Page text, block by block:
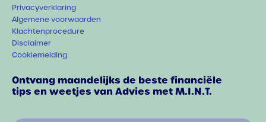
Privacyverklaring
Algemene voorwaarden
Klachtenprocedure
Disclaimer
Cookiemelding
Ontvang maandelijks de beste financiële
tips en weetjes van Advies met M.I.N.T.